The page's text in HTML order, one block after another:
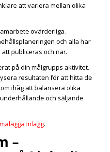
att variera mellan olika
ovärderliga.
och alla har
publiceras och när.
på din målgrupps aktivitet.
resultaten för att hitta de
ihåg att balansera olika
och säljande
inlägg.
–